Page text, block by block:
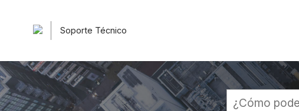
Soporte Técnico